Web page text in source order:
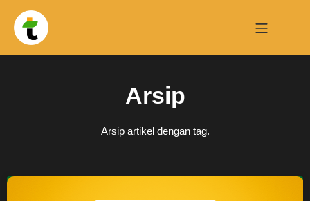
Arsip
Arsip artikel dengan tag.